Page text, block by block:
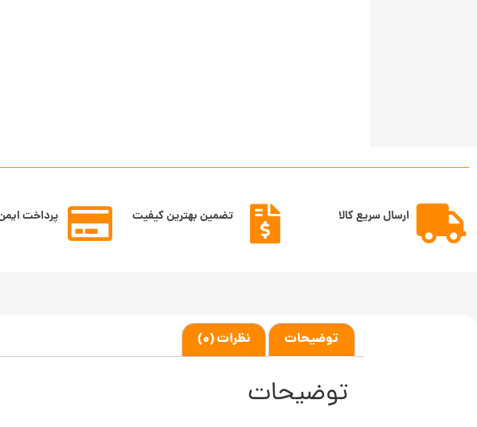
ارسال سریع کالا تضمین بهترین کیفیت پرداخت
توضیحات نظرات (0)
توضیحات